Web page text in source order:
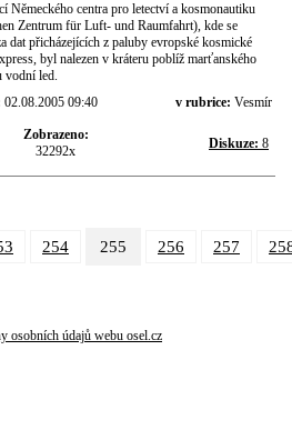
Německého centra pro letectví a kosmonautiku
Zentrum für Luft- und Raumfahrt), kde se
dat přicházejících z paluby evropské kosmické
byl nalezen v kráteru poblíž marťanského
vodní led.
02.08.2005 09:40 v rubrice: Vesmír
Zobrazeno:
32292x
Diskuze: 8
254 255 256 257
osobních údajů webu osel.cz